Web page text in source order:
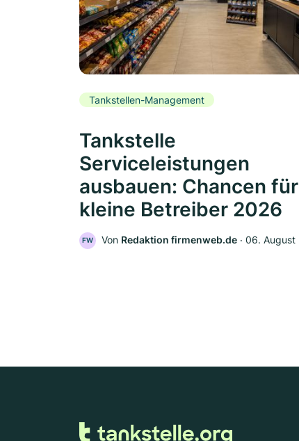
Tankstellen-Management
Tankstelle
Serviceleistungen
ausbauen: Chancen für
kleine Betreiber 2026
FW Von Redaktion firmenweb.de ‧ 06. August